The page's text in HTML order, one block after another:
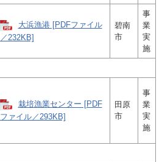
大浜漁港 [PDFファイル
／232KB]
碧南
市
事
業
実
施
栽培漁業センター [PDF
ファイル／293KB]
田原
市
事
業
実
施